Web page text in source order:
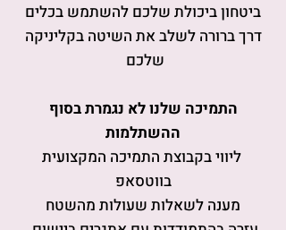
ביטחון ביכולת שלכם להשתמש בכלים
דרך ברורה לשלב את השיטה בקליניקה
שלכם
התמיכה שלנו לא נגמרת בסוף
ההשתלמות
ליווי בקבוצת התמיכה המקצועית
בווטסאפ
מענה לשאלות שעולות מהשטח